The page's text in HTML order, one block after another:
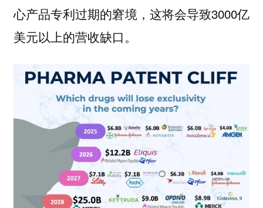
心产品专利过期的窘境，这将会导致3000亿
美元以上的营收缺口。